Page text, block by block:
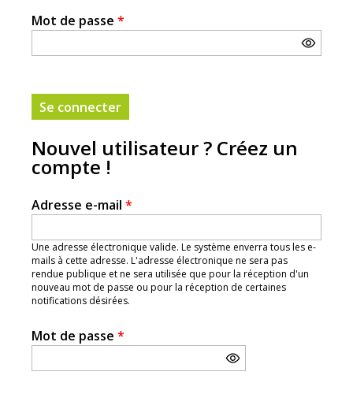
Mot de passe *
Nouvel utilisateur ? Créez un
compte !
Adresse e-mail *
Une adresse électronique valide. Le système enverra tous les e-
mails à cette adresse. L'adresse électronique ne sera pas
rendue publique et ne sera utilisée que pour la réception d'un
nouveau mot de passe ou pour la réception de certaines
notifications désirées.
Mot de passe *